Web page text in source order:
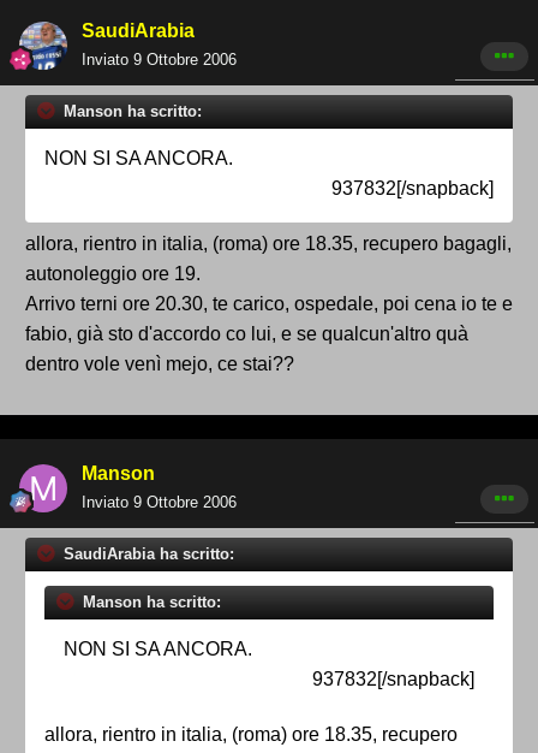
SaudiArabia
Inviato 9 Ottobre 2006
Manson ha scritto:
NON SI SA ANCORA.
937832[/snapback]
allora, rientro in italia, (roma) ore 18.35, recupero bagagli,
autonoleggio ore 19.
Arrivo terni ore 20.30, te carico, ospedale, poi cena io te e
fabio, già sto d'accordo co lui, e se qualcun'altro quà
dentro vole venì mejo, ce stai??
Manson
Inviato 9 Ottobre 2006
SaudiArabia ha scritto:
Manson ha scritto:
NON SI SA ANCORA.
937832[/snapback]
allora, rientro in italia, (roma) ore 18.35, recupero